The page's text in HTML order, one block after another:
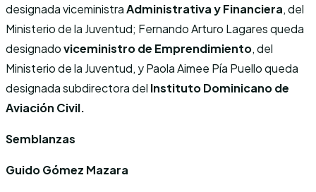
designada viceministraAdministrativa y Financiera, del
Ministerio de la Juventud; Fernando Arturo Lagares queda
designadoviceministro de Emprendimiento, del
Ministerio de la Juventud, y Paola Aimee Pía Puello queda
designada subdirectora del Instituto Dominicano de
Aviación Civil.
Semblanzas
Guido Gómez Mazara